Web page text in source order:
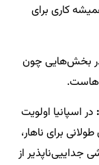
کاری برای
در بخش‌هایی چون
در اسپانیا اولویت
برای ناهار،
جداییی‌ناپذیر از